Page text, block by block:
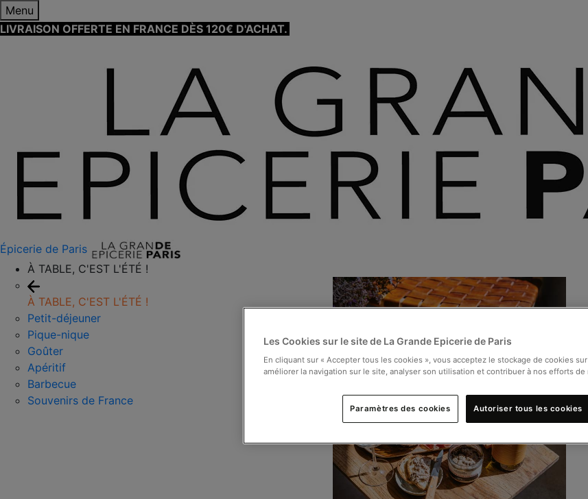
Menu
LIVRAISON OFFERTE EN FRANCE DÈS 120€ D'ACHAT.
Épicerie de Paris
À TABLE, C'EST L'ÉTÉ !
À TABLE, C'EST L'ÉTÉ !
Petit-déjeuner
Pique-nique
Goûter
Apéritif
Barbecue
Souvenirs de France
Les Cookies sur le site de La Grande Epicerie de Paris
En cliquant sur « Accepter tous les cookies », vous acceptez le stockage de cookies
améliorer la navigation sur le site, analyser son utilisation et contribuer à nos efforts de
Paramètres des cookies Autoriser tous les cookies